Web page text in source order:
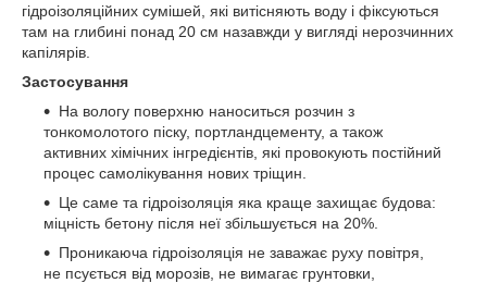
гідроізоляційних сумішей, які витісняють воду і фіксуються
там на глибині понад 20 см назавжди у вигляді нерозчинних
капілярів.
Застосування
На вологу поверхню наноситься розчин з
тонкомолотого піску, портландцементу, а також
активних хімічних інгредієнтів, які провокують постійний
процес самолікування нових тріщин.
Це саме та гідроізоляція яка краще захищає будова:
міцність бетону після неї збільшується на 20%.
Проникаюча гідроізоляція не заважає руху повітря,
не псується від морозів, не вимагає грунтовки,